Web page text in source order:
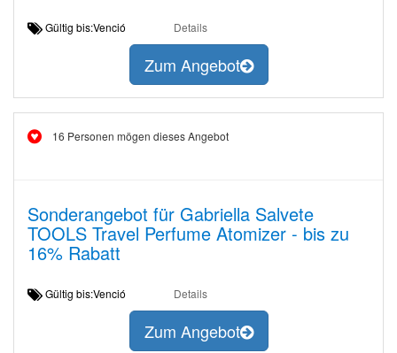
Gültig bis:Venció Details
Zum Angebot
16 Personen mögen dieses Angebot
Sonderangebot für Gabriella Salvete
TOOLS Travel Perfume Atomizer - bis zu
16% Rabatt
Gültig bis:Venció Details
Zum Angebot